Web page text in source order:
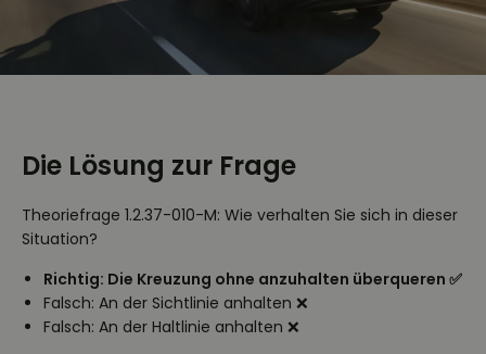
Die Lösung zur Frage
Theoriefrage 1.2.37-010-M: Wie verhalten Sie sich in dieser
Situation?
Richtig: Die Kreuzung ohne anzuhalten überqueren ✅
Falsch: An der Sichtlinie anhalten ❌
Falsch: An der Haltlinie anhalten ❌